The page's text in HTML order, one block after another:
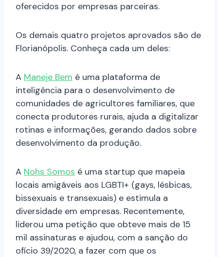
oferecidos por empresas parceiras.
Os demais quatro projetos aprovados são de
Florianópolis. Conheça cada um deles:
A Maneje Bem é uma plataforma de
inteligência para o desenvolvimento de
comunidades de agricultores familiares, que
conecta produtores rurais, ajuda a digitalizar
rotinas e informações, gerando dados sobre
desenvolvimento da produção.
A Nohs Somos é uma startup que mapeia
locais amigáveis aos LGBTI+ (gays, lésbicas,
bissexuais e transexuais) e estimula a
diversidade em empresas. Recentemente,
liderou uma petição que obteve mais de 15
mil assinaturas e ajudou, com a sanção do
ofício 39/2020, a fazer com que os